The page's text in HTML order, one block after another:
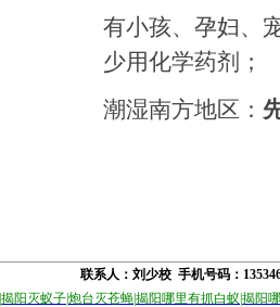
有小孩、孕妇、
少用化学药剂；
潮湿南方地区：
联系人：刘少校 手机号码：
揭阳灭蚁子炮台灭苍蝇揭阳哪里有抓白蚁 揭阳